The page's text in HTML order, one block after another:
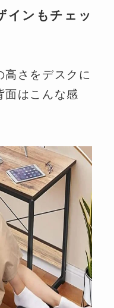
インもチェッ
高さをデスクに
面はこんな感